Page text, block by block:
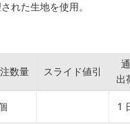
れた生地を使用。
数量 スライド値引
出
1